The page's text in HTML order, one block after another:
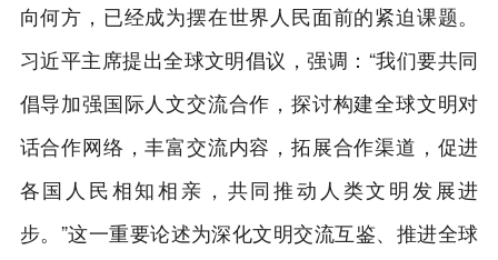
向何方，已经成为摆在世界人民面前的紧迫课题。
习近平主席提出全球文明倡议，强调：“我们要共同
倡导加强国际人文交流合作，探讨构建全球文明对
话合作网络，丰富交流内容，拓展合作渠道，促进
各国人民相知相亲，共同推动人类文明发展进
步。”这一重要论述为深化文明交流互鉴、推进全球